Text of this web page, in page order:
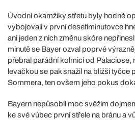
Úvodní okamžiky střetu byly hodně
vybojovali v první desetiminutovce
ani jeden z nich změnu skóre
minutě se Bayer ozval poprvé
přebral parádní kolmici od Palaciose,
levačkou se pak snažil na bližší tyčce
Sommera, ten ovšem jeho pokus
Bayern nepůsobil moc svěžím
ke své vůbec první střele na bránu a